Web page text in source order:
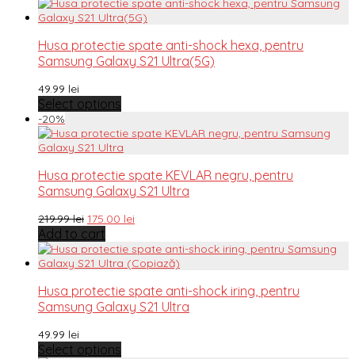
Husa protectie spate anti-shock hexa, pentru
Samsung Galaxy S21 Ultra(5G)
49.99 lei
Select options
-20%
Husa protectie spate KEVLAR negru, pentru
Samsung Galaxy S21 Ultra
219.99lei 175.00 lei
Add to cart
Husa protectie spate anti-shock iring, pentru
Samsung Galaxy S21 Ultra
49.99 lei
Select options